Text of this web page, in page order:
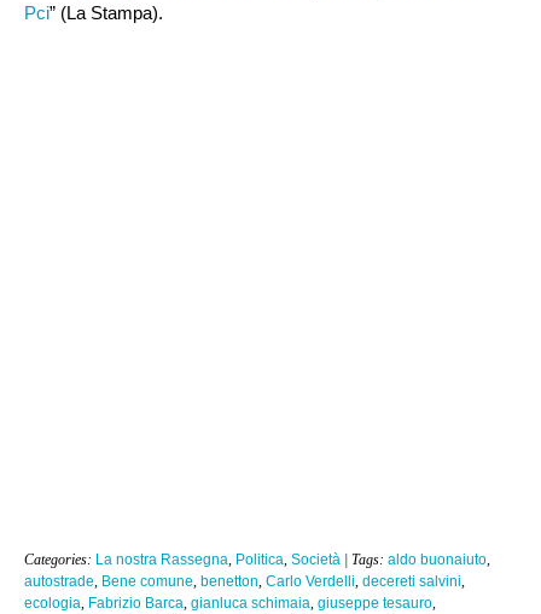
Pci” (La Stampa).
Categories: La nostra Rassegna Politica Società | Tags: aldo buonaiuto
autostrade Bene comune benetton Carlo Verdelli decereti salvini
ecologia Fabrizio Barca gianluca schimaia giuseppe tesauro